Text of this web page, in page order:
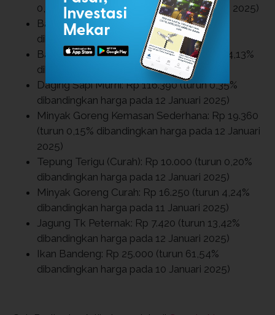
0,17% dibandingkan harga pada 12 Januari 2025)
Bawang Merah: Rp 36.190 (turun 2,27%
dibandingkan harga pada 12 Januari 2025)
Bawang Putih Bonggol: Rp 42.730 (turun 4,13%
dibandingkan harga pada 12 Januari 2025)
Daging Sapi Murni: Rp 116.390 (turun 0,35%
dibandingkan harga pada 12 Januari 2025)
Minyak Goreng Kemasan Sederhana: Rp 19.360
(turun 0,15% dibandingkan harga pada 12 Januari
2025)
Tepung Terigu (Curah): Rp 10.000 (turun 0,20%
dibandingkan harga pada 12 Januari 2025)
Minyak Goreng Curah: Rp 16.250 (turun 4,24%
dibandingkan harga pada 11 Januari 2025)
Jagung Tk Peternak: Rp 7.420 (turun 13,42%
dibandingkan harga pada 12 Januari 2025)
Ikan Bandeng: Rp 25.000 (turun 61,54%
dibandingkan harga pada 10 Januari 2025)